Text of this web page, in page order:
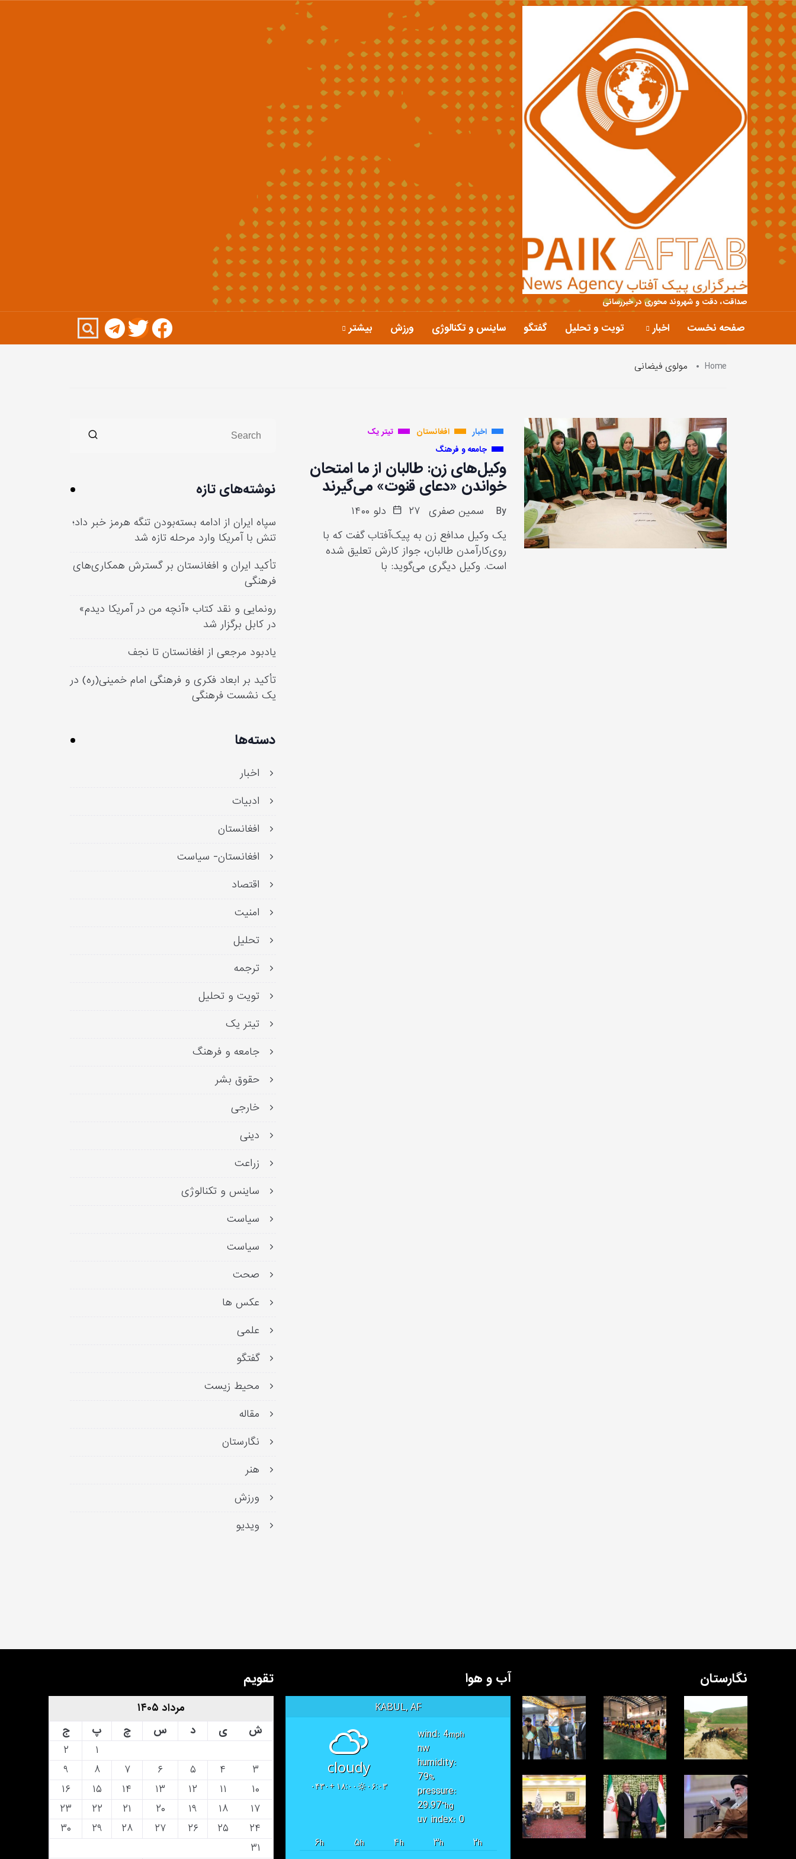
صداقت، دقت و شهروند محوری در خبررسانی
صفحه نخست اخبار تویت و تحلیل گفتگو ساینس و تکنالوژی ورزش بیشتر
Home مولوی فیضانی
اخبار افغانستان
تیتر یک
جامعه و فرهنگ
وکیل‌های زن: طالبان از ما امتحان
خواندن «دعای قنوت» می‌گیرند
By سمین صفری ۲۷ دلو ۱۴۰۰
یک وکیل مدافع زن به پیک‌آفتاب گفت که با
روی‌کارآمدن طالبان، جواز کارش تعلیق شده
است. وکیل دیگری می‌گوید: با
نوشته‌های تازه
سپاه ایران از ادامه بسته‌بودن تنگه هرمز خبر داد؛
تنش با آمریکا وارد مرحله تازه شد
تأکید ایران و افغانستان بر گسترش همکاری‌های
فرهنگی
رونمایی و نقد کتاب «آنچه من در آمریکا دیدم»
در کابل برگزار شد
یادبود مرجعی از افغانستان تا نجف
تأکید بر ابعاد فکری و فرهنگی امام خمینی(ره) در
یک نشست فرهنگی
دسته‌ها
اخبار
ادبیات
افغانستان
افغانستان- سیاست
اقتصاد
امنیت
تحلیل
ترجمه
تویت و تحلیل
تیتر یک
جامعه و فرهنگ
حقوق بشر
خارجی
دینی
زراعت
ساینس و تکنالوژی
سیاست
سیاست
صحت
عکس ها
علمی
گفتگو
محیط زیست
مقاله
نگارستان
هنر
ورزش
ویدیو
نگارستان آب و هوا
KABUL, AF
cloudy
۰۶:۰۳ ۱۸:۰۰ +۰۴۳۰
wind: 4mph
nw
humidity:
79%
pressure:
29.97"hg
uv index: 0
۲h ۳h ۴h ۵h ۶h
تقویم
مرداد ۱۴۰۵
ش
ی د س چ پ
ج
۱
۲
۳
۴ ۵ ۶ ۷ ۸
۹
۱۰
۱۱ ۱۲ ۱۳ ۱۴ ۱۵
۱۶
۱۷
۱۸ ۱۹ ۲۰ ۲۱ ۲۲
۲۳
۲۴
۲۵ ۲۶ ۲۷ ۲۸ ۲۹
۳۰
۳۱